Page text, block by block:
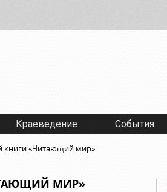
Краеведение События
книги «Читающий мир»
МИР»